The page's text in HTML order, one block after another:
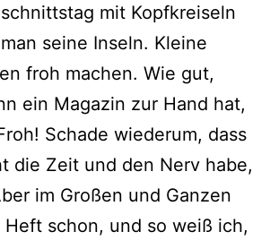
mit Kopfkreiseln
sei­ne Inseln. Kleine
froh machen. Wie gut,
ein Magazin zur Hand hat,
Schade wie­der­um, dass
die Zeit und den Nerv habe,
im Großen und Ganzen
schon, und so weiß ich,